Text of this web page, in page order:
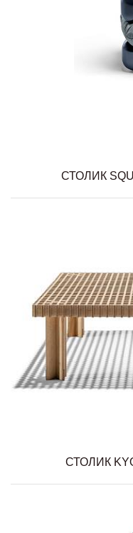
СТОЛИК
СТОЛИК